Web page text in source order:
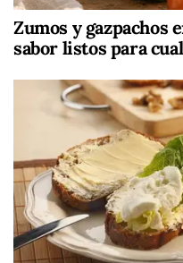
Zumos y gazpachos
sabor listos para